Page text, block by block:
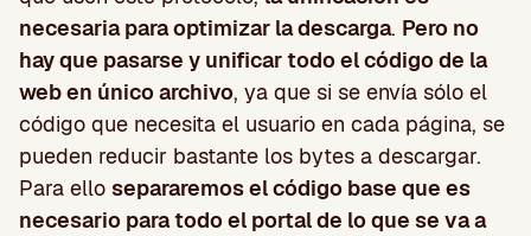
necesaria para optimizar la descarga. Pero no
hay que pasarse y unificar todo el código de la
web en único archivo, ya que si se envía sólo el
código que necesita el usuario en cada página, se
pueden reducir bastante los bytes a descargar.
Para ello separaremos el código base que es
necesario para todo el portal de lo que se va a